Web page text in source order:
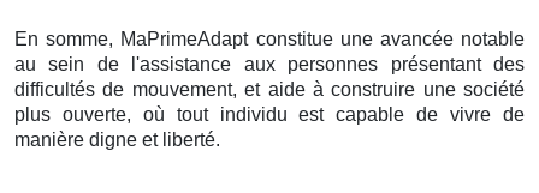
En somme, MaPrimeAdapt constitue une avancée notable
au sein de l'assistance aux personnes présentant des
difficultés de mouvement, et aide à construire une société
plus ouverte, où tout individu est capable de vivre de
manière digne et liberté.